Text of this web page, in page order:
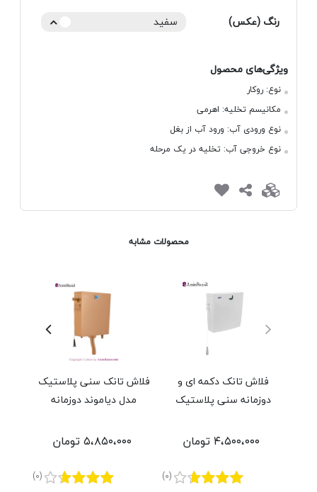
رنگ (عکس) سفید
ویژگی‌های محصول
نوع:روکار
مکانیسم تخلیه: اهرمی
نوع ورودی آب: ورود آب از بغل
نوع خروجی آب: تخلیه در یک مرحله
محصولات مشابه
فلاش تانک دکمه ای و
دوزمانه سنی پلاستیک
۴،۵۰۰،۰۰۰ تومان
(0)
فلاش تانک سنی پلاستیک
مدل دیاموند دوزمانه
۵،۸۵۰،۰۰۰ تومان
(0)